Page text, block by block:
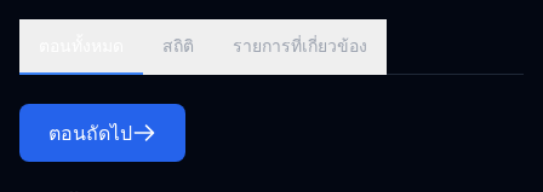
สถิติ รายการที่เกี่ยวข้อง
ตอนถัดไป